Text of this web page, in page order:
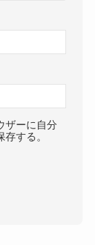
ザーに自分
する。